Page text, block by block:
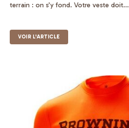
terrain : on s’y fond. Votre veste doit…
VOIR L'ARTICLE